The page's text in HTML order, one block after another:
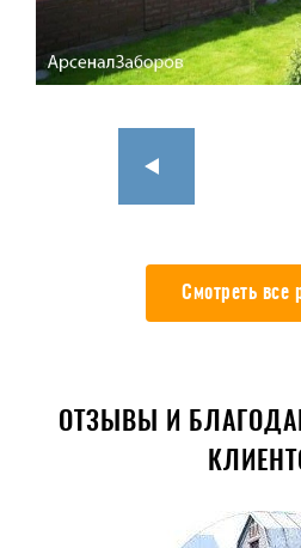
Смотреть все
ОТЗЫВЫ И